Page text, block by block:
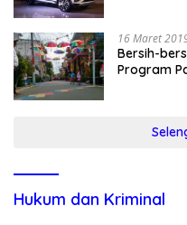
16 Maret
Bersih-
Program
Hukum dan Kriminal